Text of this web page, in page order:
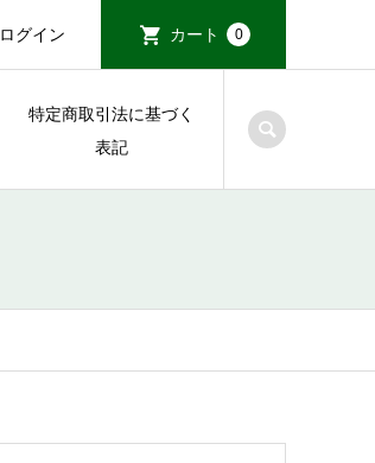
ログイン カート 0
特定商取引法に基づく
表記